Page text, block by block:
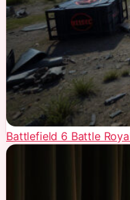
Battlefield 6 Battle